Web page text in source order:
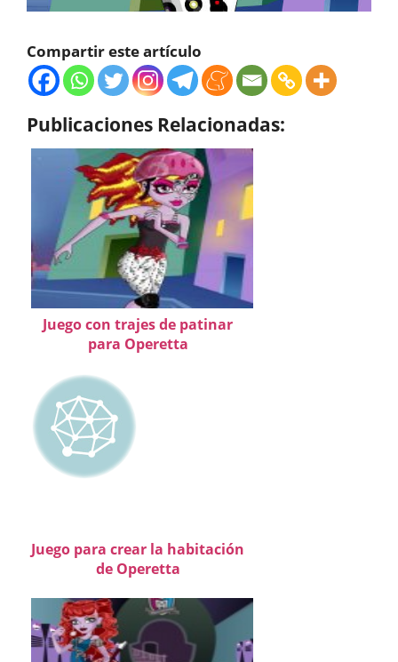
Compartir este artículo
Publicaciones Relacionadas:
Juego con trajes de patinar
para Operetta
Juego para crear la habitación
de Operetta